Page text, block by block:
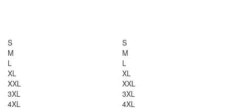
S
M
L
XL
XXL
3XL
4XL
S
M
L
XL
XXL
3XL
4XL